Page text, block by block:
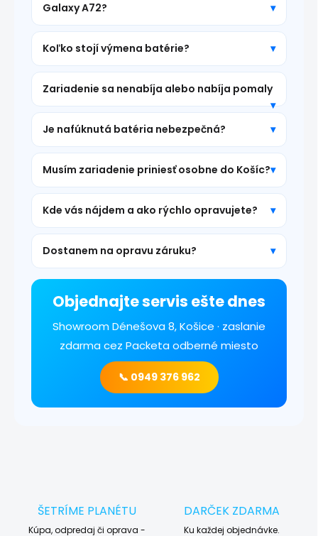
Galaxy A72?
Koľko stojí výmena batérie?
Zariadenie sa nenabíja alebo nabíja pomaly
Je nafúknutá batéria nebezpečná?
Musím zariadenie priniesť osobne do Košíc?
Kde vás nájdem a ako rýchlo opravujete?
Dostanem na opravu záruku?
Objednajte servis ešte dnes
Showroom Dénešova 8, Košice · zaslanie
zdarma cez Packeta odberné miesto
📞 0949 376 962
ŠETRÍME PLANÉTU
Kúpa, odpredaj či oprava -
DARČEK ZDARMA
Ku každej objednávke.